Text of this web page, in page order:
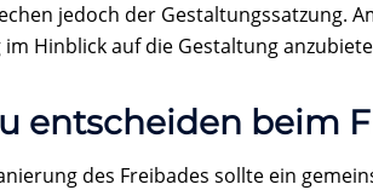
jedoch der Gestaltungssatzung.
im Hinblick auf die Gestaltung
entscheiden beim
des Freibades sollte ein